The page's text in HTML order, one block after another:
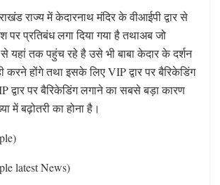
राज्य में केदारनाथ मंदिर के वीआईपी द्वार से
पर प्रतिबंध लगा दिया गया है तथाअब जो
से यहां तक पहुंच रहे है उसे भी बाबा केदार के दर्शन
करने होंगे तथा इसके लिए VIP द्वार पर बैरिकेडिंग
द्वार पर बैरिकेडिंग लगाने का सबसे बड़ा कारण
में बढ़ोतरी का होना है।
latest News)